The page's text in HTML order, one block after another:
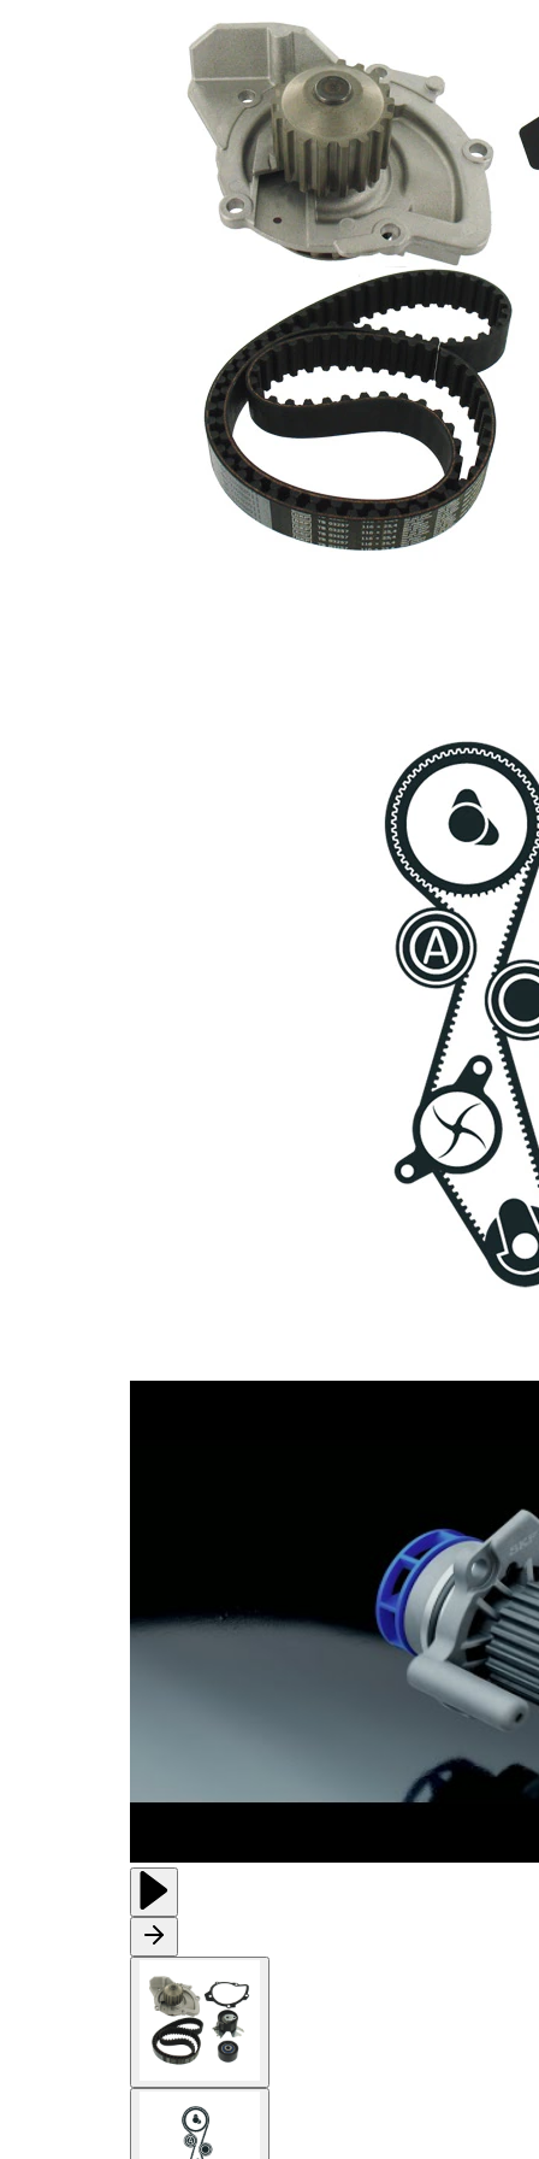
Número de dientes
Artículo
complementario/Información
complementaria
con
juntas
con perfil
de
dientes
trpezoidal
Material rotor de la bomba
Plástico
Ancho de cinta
25,4 mm
Número
de
artículo
Cantidad
Bomba de
refrigeración
del motor
VKPC
83207
1
Juego de
VKMA
03205